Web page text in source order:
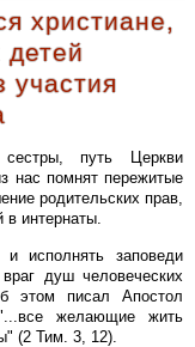
христиане,
участия
путь Церкви
нас помнят пережитые
родительских прав,
в интернаты.
исполнять заповеди
душ человеческих
этом писал Апостол
желающие жить
(2 Тим. 3, 12).